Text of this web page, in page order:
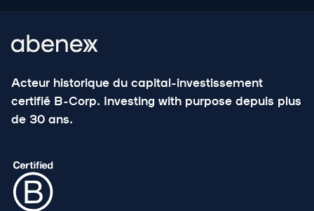
Acteur historique du capital-investissement
certifié B-Corp. Investing with purpose depuis plus
de 30 ans.